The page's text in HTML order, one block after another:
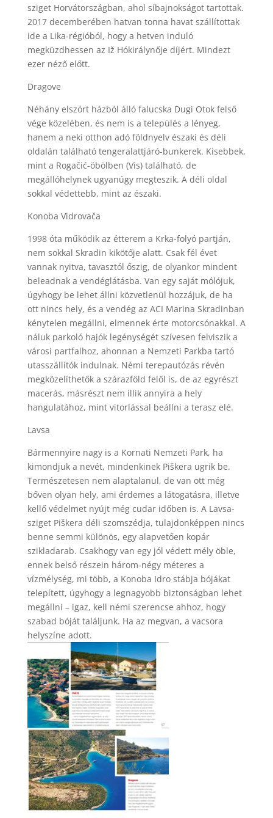
sziget Horvátországban, ahol síbajnokságot tartottak.
2017 decemberében hatvan tonna havat szállítottak
ide a Lika-régióból, hogy a hetven induló
megküzdhessen az Iž Hókirálynője díjért. Mindezt
ezer néző előtt.
Dragove
Néhány elszórt házból álló falucska Dugi Otok felső
vége közelében, és nem is a település a lényeg,
hanem a neki otthon adó földnyelv északi és déli
oldalán található tengeralattjáró-bunkerek. Kisebbek,
mint a Rogačić-öbölben (Vis) található, de
megállóhelynek ugyanúgy megteszik. A déli oldal
sokkal védettebb, mint az északi.
Konoba Vidrovača
1998 óta működik az étterem a Krka-folyó partján,
nem sokkal Skradin kikötője alatt. Csak fél évet
vannak nyitva, tavasztól őszig, de olyankor mindent
beleadnak a vendéglátásba. Van egy saját mólójuk,
úgyhogy be lehet állni közvetlenül hozzájuk, de ha
ott nincs hely, és a vendég az ACI Marina Skradinban
kénytelen megállni, elmennek érte motorcsónakkal. A
náluk parkoló hajók legénységét szívesen felviszik a
városi partfalhoz, ahonnan a Nemzeti Parkba tartó
utasszállítók indulnak. Némi terepautózás révén
megközelíthetők a szárazföld felől is, de az egyrészt
macerás, másrészt nem illik annyira a hely
hangulatához, mint vitorlással beállni a terasz elé.
Lavsa
Bármennyire nagy is a Kornati Nemzeti Park, ha
kimondjuk a nevét, mindenkinek Piškera ugrik be.
Természetesen nem alaptalanul, de van ott még
bőven olyan hely, ami érdemes a látogatásra, illetve
kellő védelmet nyújt még cudar időben is. A Lavsa-
sziget Piškera déli szomszédja, tulajdonképpen nincs
benne semmi különös, egy alapvetően kopár
szikladarab. Csakhogy van egy jól védett mély öble,
ennek belső részein három-négy méteres a
vízmélység, mi több, a Konoba Idro stábja bójákat
telepített, úgyhogy a legnagyobb biztonságban lehet
megállni – igaz, kell némi szerencse ahhoz, hogy
szabad bóját találjunk. Ha az megvan, a vacsora
helyszíne adott.